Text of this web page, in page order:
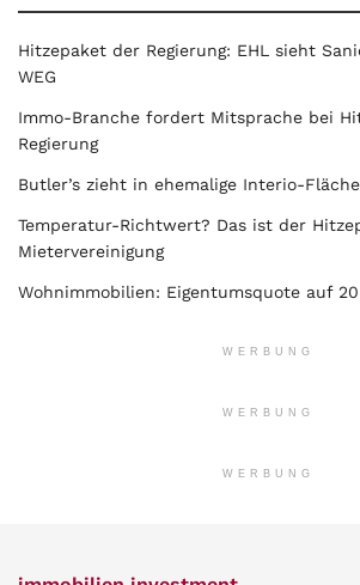
Hitzepaket der Regierung: EHL sieht
WEG
Immo-Branche fordert Mitsprache bei
Regierung
Butler’s zieht in ehemalige Interio-
Temperatur-Richtwert? Das ist der
Mietervereinigung
Wohnimmobilien: Eigentumsquote auf
WERBUNG
WERBUNG
WERBUNG